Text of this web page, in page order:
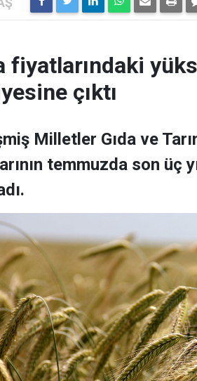
fiyatlarındaki
çıktı
Milletler Gıda ve
temmuzda son üç